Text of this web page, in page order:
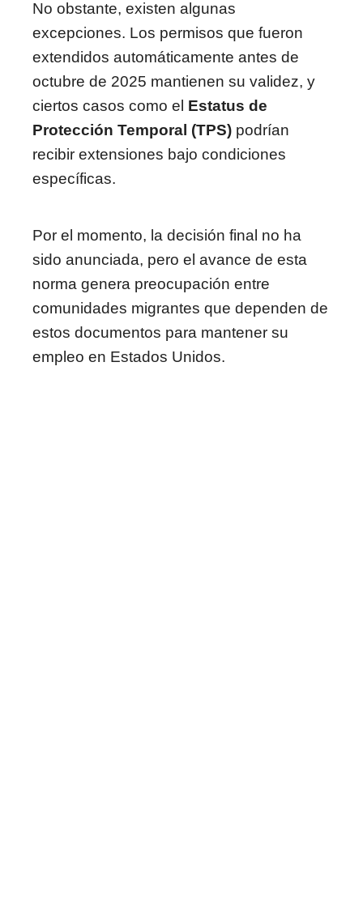
No obstante, existen algunas
excepciones. Los permisos que fueron
extendidos automáticamente antes de
octubre de 2025 mantienen su validez, y
ciertos casos como el Estatus de
Protección Temporal (TPS) podrían
recibir extensiones bajo condiciones
específicas.
Por el momento, la decisión final no ha
sido anunciada, pero el avance de esta
norma genera preocupación entre
comunidades migrantes que dependen de
estos documentos para mantener su
empleo en Estados Unidos.